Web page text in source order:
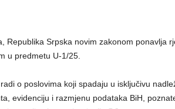
Republika Srpska novim zakonom ponavlja
u predmetu U-1/25.
o poslovima koji spadaju u isključivu
evidenciju i razmjenu podataka BiH,